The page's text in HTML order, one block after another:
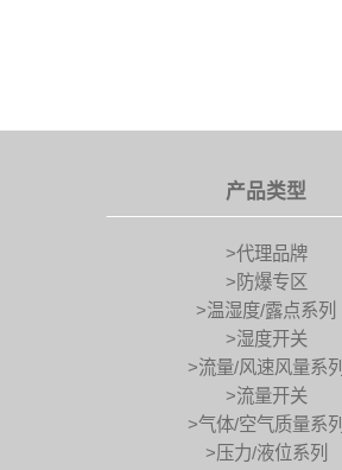
产品类型
>代理品牌
>防爆专区
>温湿度/露点系列
>湿度开关
>流量/风速风量系列
>流量开关
>气体/空气质量系列
>压力/液位系列